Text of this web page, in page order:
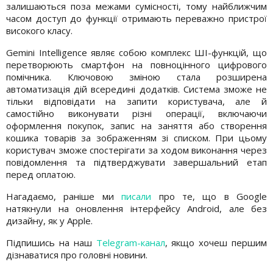
залишаються поза межами сумісності, тому найближчим
часом доступ до функції отримають переважно пристрої
високого класу.
Gemini Intelligence являє собою комплекс ШІ-функцій, що
перетворюють смартфон на повноцінного цифрового
помічника. Ключовою зміною стала розширена
автоматизація дій всередині додатків. Система зможе не
тільки відповідати на запити користувача, але й
самостійно виконувати різні операції, включаючи
оформлення покупок, запис на заняття або створення
кошика товарів за зображенням зі списком. При цьому
користувач зможе спостерігати за ходом виконання через
повідомлення та підтверджувати завершальний етап
перед оплатою.
Нагадаємо, раніше миписали про те, що в Google
натякнули на оновлення інтерфейсу Android, але без
дизайну, як у Apple.
Підпишись на наш Telegram-канал, якщо хочеш першим
дізнаватися про головні новини.